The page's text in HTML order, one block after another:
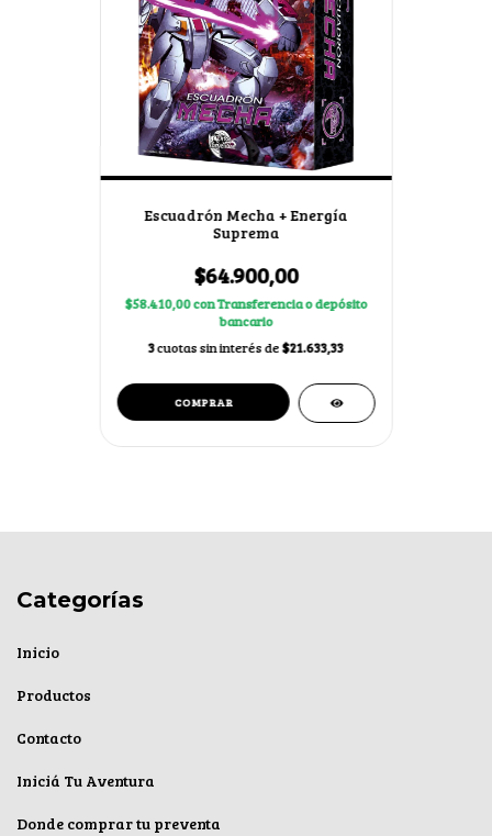
Escuadrón Mecha + Energía
Suprema
$64.900,00
$58.410,00conTransferencia o depósito
bancario
3cuotas sin interés de$21.633,33
Categorías
Inicio
Productos
Contacto
Iniciá Tu Aventura
Donde comprar tu preventa